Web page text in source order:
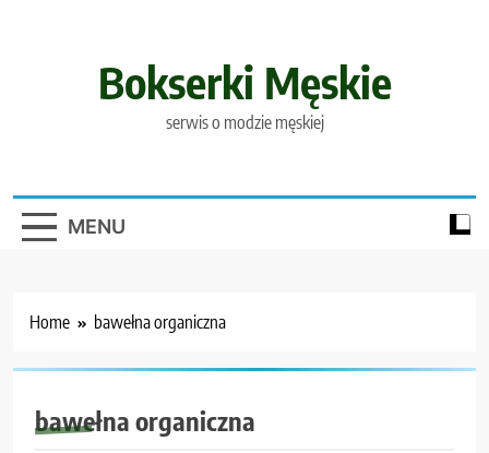
Bokserki Męskie
serwis o modzie męskiej
MENU
Home bawełna organiczna
bawełna organiczna